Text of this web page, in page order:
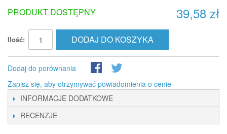
39,58 zł
PRODUKT DOSTĘPNY
Ilość: DODAJ DO KOSZYKA
Dodaj do porównania
Zapisz się, aby otrzymywać powiadomienia o cenie
INFORMACJE DODATKOWE
RECENZJE